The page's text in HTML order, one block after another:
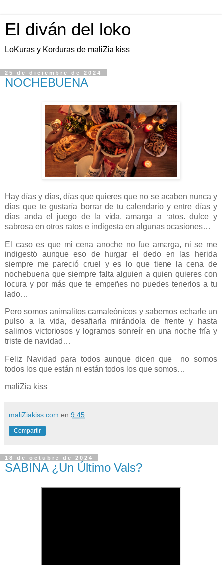
El diván del loko
LoKuras y Korduras de maliZia kiss
25 de diciembre de 2024
NOCHEBUENA
Hay días y días, días que quieres que no se acaben nunca y
días que te gustaría borrar de tu calendario y entre días y
días anda el juego de la vida, amarga a ratos. dulce y
sabrosa en otros ratos e indigesta en algunas ocasiones…
El caso es que mi cena anoche no fue amarga, ni se me
indigestó aunque eso de hurgar el dedo en las herida
siempre me pareció cruel y es lo que tiene la cena de
nochebuena que siempre falta alguien a quien quieres con
locura y por más que te empeñes no puedes tenerlos a tu
lado…
Pero somos animalitos camaleónicos y sabemos echarle un
pulso a la vida, desafiarla mirándola de frente y hasta
salimos victoriosos y logramos sonreír en una noche fría y
triste de navidad…
Feliz Navidad para todos aunque dicen que
no somos
todos los que están ni están todos los que somos…
maliZia kiss
maliZiakiss.com en 9:45
Compartir
18 de octubre de 2024
SABINA ¿Un Último Vals?